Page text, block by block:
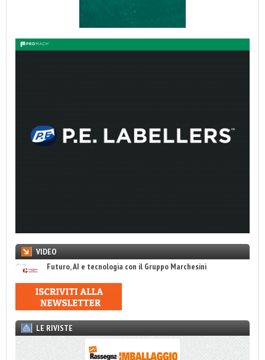
VIDEO
Futuro, AI e tecnologia con il Gruppo Marchesini
LE RIVISTE